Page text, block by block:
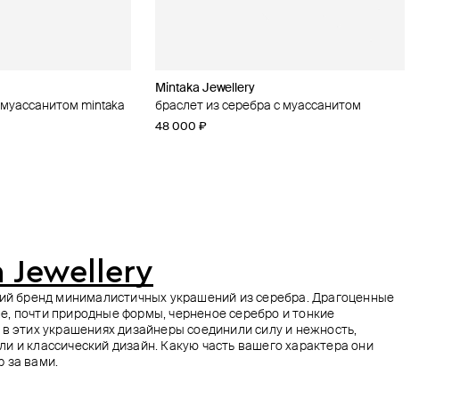
mintaka
Mintaka Jewellery
браслет из серебра с муассанитом
48 000 ₽
Secrets
радужный браслет из серебра с лунным
камнем
«верховная
Secrets
перстень из серебра с финифтью
«императрица» и топазами
с паве из
Secrets
серьги из серебра с финифтью
«императрица» и топазами
Jewellery
бренд минималистичных украшений из серебра. Драгоценные
почти природные формы, черненое серебро и тонкие
этих украшениях дизайнеры соединили силу и нежность,
и классический дизайн. Какую часть вашего характера они
за вами.